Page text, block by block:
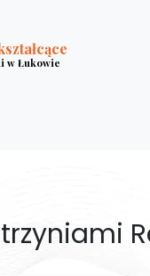
w Łukowie